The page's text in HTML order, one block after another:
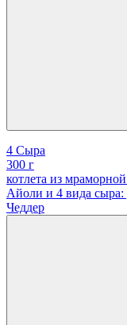
4 Сыра
300 г
котлета из
Айоли и 4 вида
Чеддер